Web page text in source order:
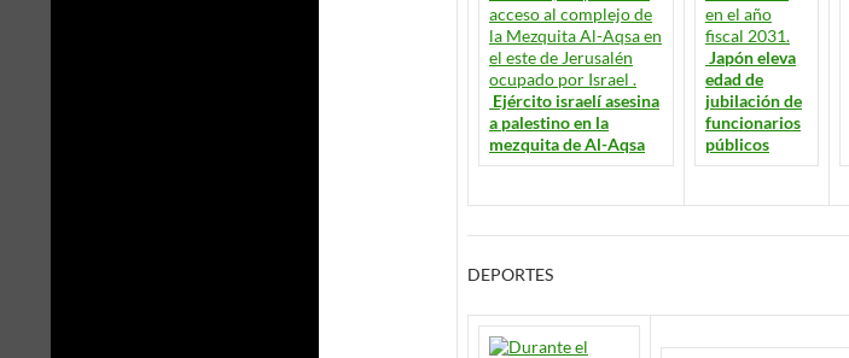
Ejército israelí asesina
a palestino en la
mezquita de Al-Aqsa
Japón eleva
edad de
jubilación de
funcionarios
públicos
DEPORTES